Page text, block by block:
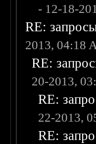
- 12-18-
RE:
2013, 04:18
RE:
20-2013,
RE:
22-2013,
RE: